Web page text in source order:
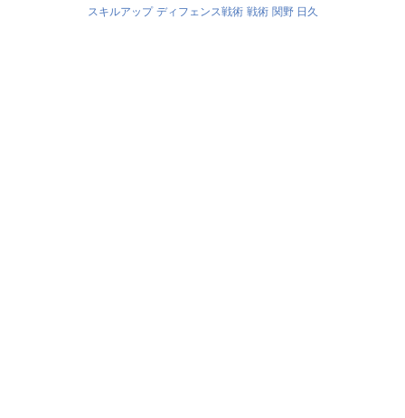
スキルアップ ディフェンス戦術 戦術 関野 日久